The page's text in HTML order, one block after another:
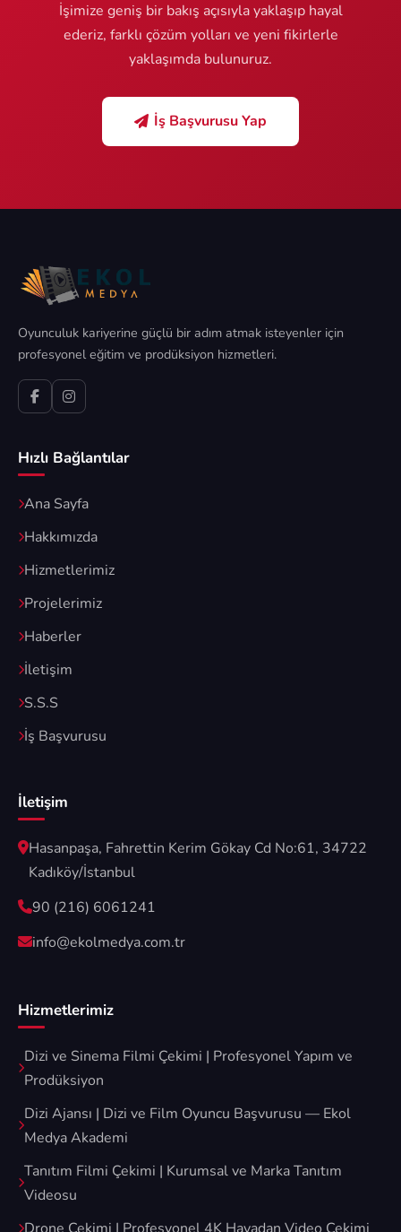
İşimize geniş bir bakış açısıyla yaklaşıp hayal
ederiz, farklı çözüm yolları ve yeni fikirlerle
yaklaşımda bulunuruz.
İş Başvurusu Yap
Oyunculuk kariyerine güçlü bir adım atmak isteyenler için
profesyonel eğitim ve prodüksiyon hizmetleri.
Hızlı Bağlantılar
Ana Sayfa
Hakkımızda
Hizmetlerimiz
Projelerimiz
Haberler
İletişim
S.S.S
İş Başvurusu
İletişim
Hasanpaşa, Fahrettin Kerim Gökay Cd No:61, 34722
Kadıköy/İstanbul
90 (216) 6061241
info@ekolmedya.com.tr
Hizmetlerimiz
Dizi ve Sinema Filmi Çekimi | Profesyonel Yapım ve
Prodüksiyon
Dizi Ajansı | Dizi ve Film Oyuncu Başvurusu — Ekol
Medya Akademi
Tanıtım Filmi Çekimi | Kurumsal ve Marka Tanıtım
Videosu